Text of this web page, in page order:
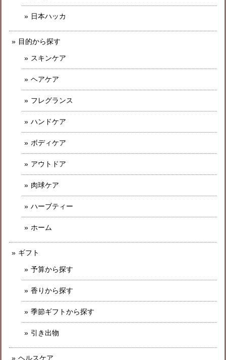
日本ハッカ
目的から探す
スキンケア
ヘアケア
フレグランス
ハンドケア
ボディケア
アウトドア
肉球ケア
ハーブティー
ホーム
ギフト
予算から探す
香りから探す
季節ギフトから探す
引き出物
ヘルスケア